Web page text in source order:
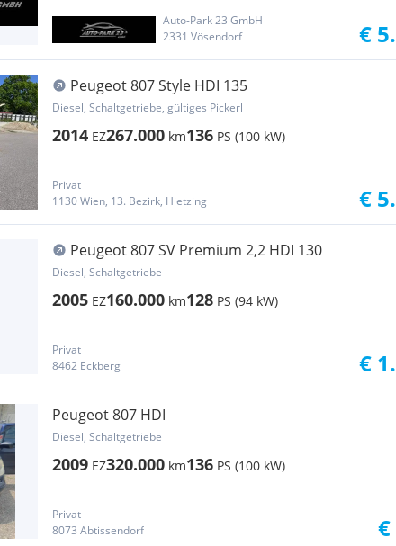
Auto-Park 23 GmbH
2331 Vösendorf
€
Peugeot 807 Style HDI 135
Diesel, Schaltgetriebe, gültiges Pickerl
2014 EZ267.000 km136 PS (100 kW)
Privat
1130 Wien, 13. Bezirk, Hietzing
€
Peugeot 807 SV Premium 2,2 HDI 130
Diesel, Schaltgetriebe
2005 EZ160.000 km128 PS (94 kW)
Privat
8462 Eckberg
€
Peugeot 807 HDI
Diesel, Schaltgetriebe
2009 EZ320.000 km136 PS (100 kW)
Privat
8073 Abtissendorf
€